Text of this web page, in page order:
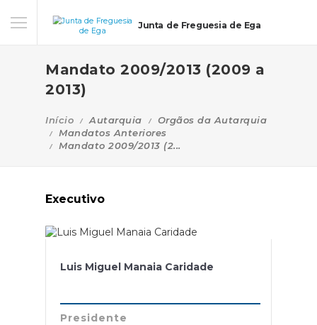
Junta de Freguesia de Ega
Mandato 2009/2013 (2009 a
2013)
Início Autarquia
Orgãos da Autarquia
Mandatos Anteriores
Mandato 2009/2013 (2...
Executivo
Luis Miguel Manaia Caridade
Presidente